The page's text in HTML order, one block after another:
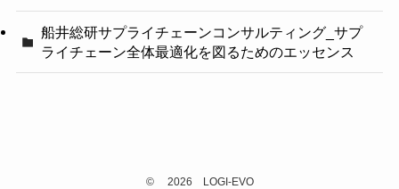
船井総研サプライチェーンコンサルティング_サプ
ライチェーン全体最適化を図るためのエッセンス
©2026 LOGI-EVO